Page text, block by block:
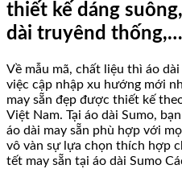
thiết kế dáng
dài truyênd thống,…
Về mẫu mã, chất liệu thì áo
việc cập nhập xu hướng mới
may sẵn đẹp được thiết kế
Việt Nam. Tại áo dài Sumo,
áo dài may sẵn phù hợp với
vô vàn sự lựa chọn thích hợp
tết may sẵn tại áo dài Sumo